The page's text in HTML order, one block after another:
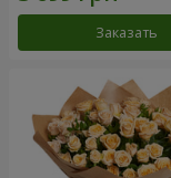
Заказать